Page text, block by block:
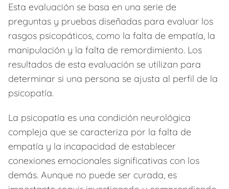
Esta evaluación se basa en una serie de
preguntas y pruebas diseñadas para evaluar los
rasgos psicopáticos, como la falta de empatía, la
manipulación y la falta de remordimiento. Los
resultados de esta evaluación se utilizan para
determinar si una persona se ajusta al perfil de la
psicopatía.
La psicopatía es una condición neurológica
compleja que se caracteriza por la falta de
empatía y la incapacidad de establecer
conexiones emocionales significativas con los
demás. Aunque no puede ser curada, es